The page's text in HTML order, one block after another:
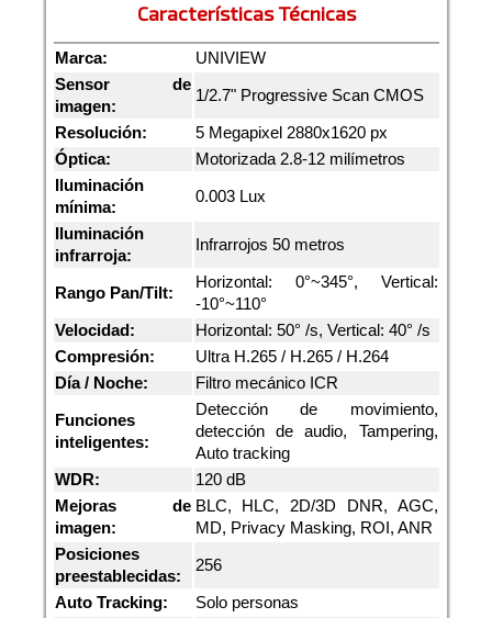
Características Técnicas
Marca:
UNIVIEW
Sensor de
imagen:
1/2.7" Progressive Scan CMOS
Resolución:
5 Megapixel 2880x1620 px
Óptica:
Motorizada 2.8-12 milímetros
Iluminación
mínima:
0.003 Lux
Iluminación
infrarroja:
Infrarrojos 50 metros
Rango Pan/Tilt:
Horizontal: 0°~345°, Vertical:
-10°~110°
Velocidad:
Horizontal: 50° /s, Vertical: 40° /s
Compresión:
Ultra H.265 / H.265 / H.264
Día / Noche:
Filtro mecánico ICR
Funciones
inteligentes:
Detección de movimiento,
detección de audio, Tampering,
Auto tracking
WDR:
120 dB
Mejoras de
imagen:
BLC, HLC, 2D/3D DNR, AGC,
MD, Privacy Masking, ROI, ANR
Posiciones
preestablecidas:
256
Auto Tracking:
Solo personas